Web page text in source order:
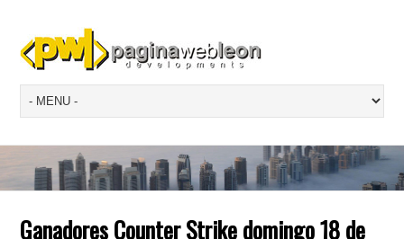
Ganadores Counter Strike domingo 18 de